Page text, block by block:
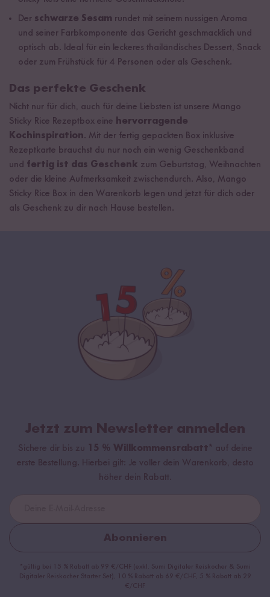
Der schwarze Sesam rundet mit seinem nussigen Aroma
und seiner Farbkomponente das Gericht geschmacklich und
optisch ab. Ideal für ein leckeres thailändisches Dessert, Snack
oder zum Frühstück für 4 Personen oder als Geschenk.
Das perfekte Geschenk
Nicht nur für dich, auch für deine Liebsten ist unsere Mango
Sticky Rice Rezeptbox eine hervorragende
Kochinspiration. Mit der fertig gepackten Box inklusive
Rezeptkarte brauchst du nur noch ein wenig Geschenkband
und fertig ist das Geschenk zum Geburtstag, Weihnachten
oder die kleine Aufmerksamkeit zwischendurch. Also, Mango
Sticky Rice Box in den Warenkorb legen und jetzt für dich oder
als Geschenk zu dir nach Hause bestellen.
Jetzt zum Newsletter anmelden
Sichere dir bis zu 15 % Willkommensrabatt* auf deine
erste Bestellung. Hierbei gilt: Je voller dein Warenkorb, desto
höher dein Rabatt.
Abonnieren
*gültig bei 15 % Rabatt ab 99 €/CHF (exkl. Sumi Digitaler Reiskocher & Sumi
Digitaler Reiskocher Starter Set), 10 % Rabatt ab 69 €/CHF, 5 % Rabatt ab 29
€/CHF